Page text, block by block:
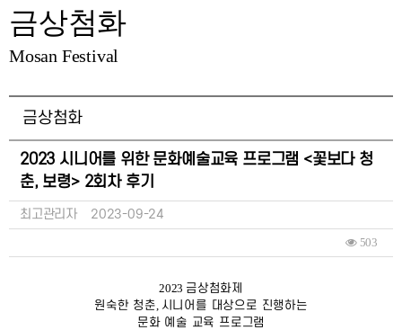
금상첨화
Mosan Festival
금상첨화
2023 시니어를 위한 문화예술교육 프로그램 <꽃보다 청
춘, 보령> 2회차 후기
최고관리자 2023-09-24
503
2023 금상첨화제
원숙한 청춘, 시니어를 대상으로 진행하는
문화 예술 교육 프로그램